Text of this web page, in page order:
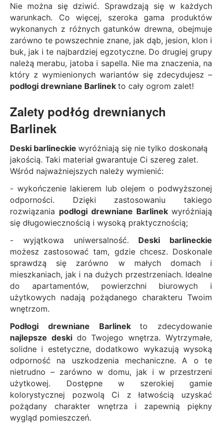
Nie można się dziwić. Sprawdzają się w każdych
warunkach. Co więcej, szeroka gama produktów
wykonanych z różnych gatunków drewna, obejmuje
zarówno te powszechnie znane, jak dąb, jesion, klon i
buk, jak i te najbardziej egzotyczne. Do drugiej grupy
należą merabu, jatoba i sapella. Nie ma znaczenia, na
który z wymienionych wariantów się zdecydujesz –
podłogi drewniane Barlinek to cały ogrom zalet!
Zalety podłóg drewnianych
Barlinek
Deski barlineckie wyróżniają się nie tylko doskonałą
jakością. Taki materiał gwarantuje Ci szereg zalet.
Wśród najważniejszych należy wymienić:
- wykończenie lakierem lub olejem o podwyższonej
odporności. Dzięki zastosowaniu takiego
rozwiązania podłogi drewniane Barlinek wyróżniają
się długowiecznością i wysoką praktycznością;
- wyjątkowa uniwersalność. Deski barlineckie
możesz zastosować tam, gdzie chcesz. Doskonale
sprawdzą się zarówno w małych domach i
mieszkaniach, jak i na dużych przestrzeniach. Idealne
do apartamentów, powierzchni biurowych i
użytkowych nadają pożądanego charakteru Twoim
wnętrzom.
Podłogi drewniane Barlinekto zdecydowanie
najlepsze deski do Twojego wnętrza. Wytrzymałe,
solidne i estetyczne, dodatkowo wykazują wysoką
odporność na uszkodzenia mechaniczne. A o te
nietrudno – zarówno w domu, jak i w przestrzeni
użytkowej. Dostępne w szerokiej gamie
kolorystycznej pozwolą Ci z łatwością uzyskać
pożądany charakter wnętrza i zapewnią piękny
wygląd pomieszczeń.